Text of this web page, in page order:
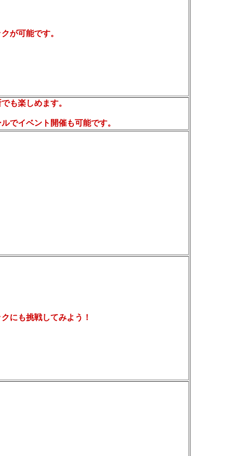
が可能です。
も楽しめます。
でイベント開催も可能です。
にも挑戦してみよう！